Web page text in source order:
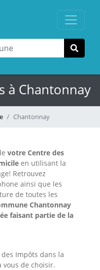
à Chantonnay
Chantonnay
votre Centre des
en utilisant la
Retrouvez
ainsi que les
de toutes les
Chantonnay
faisant partie de la
Impôts dans la
vous de choisir.